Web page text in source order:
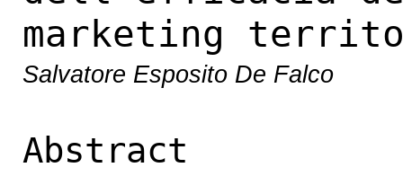
marketing
Salvatore Esposito De Falco
Abstract